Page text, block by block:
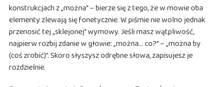
konstrukcjach z „można” – bierze się z tego, że w mowie oba
elementy zlewają się fonetycznie. W piśmie nie wolno jednak
przenosić tej „sklejonej” wymowy. Jeśli masz wątpliwość,
najpierw rozbij zdanie w głowie: „można… co?” – „można by
(coś zrobić)”. Skoro słyszysz odrębne słowa, zapisujesz je
rozdzielnie.